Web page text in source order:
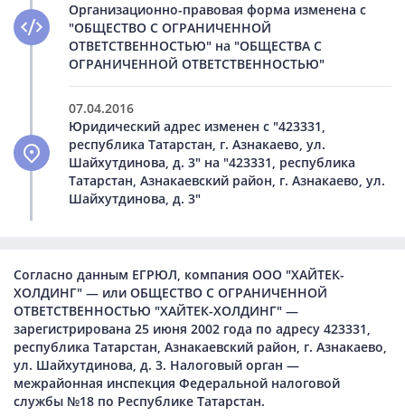
Организационно-правовая форма изменена с
"ОБЩЕСТВО С ОГРАНИЧЕННОЙ
ОТВЕТСТВЕННОСТЬЮ" на "ОБЩЕСТВА С
ОГРАНИЧЕННОЙ ОТВЕТСТВЕННОСТЬЮ"
07.04.2016
Юридический адрес изменен с "423331,
республика Татарстан, г. Азнакаево, ул.
Шайхутдинова, д. 3" на "423331, республика
Татарстан, Азнакаевский район, г. Азнакаево, ул.
Шайхутдинова, д. 3"
Согласно данным ЕГРЮЛ, компания ООО "ХАЙТЕК-
ХОЛДИНГ" — или ОБЩЕСТВО С ОГРАНИЧЕННОЙ
ОТВЕТСТВЕННОСТЬЮ "ХАЙТЕК-ХОЛДИНГ" —
зарегистрирована 25 июня 2002 года по адресу 423331,
республика Татарстан, Азнакаевский район, г. Азнакаево,
ул. Шайхутдинова, д. 3. Налоговый орган —
межрайонная инспекция Федеральной налоговой
службы №18 по Республике Татарстан.